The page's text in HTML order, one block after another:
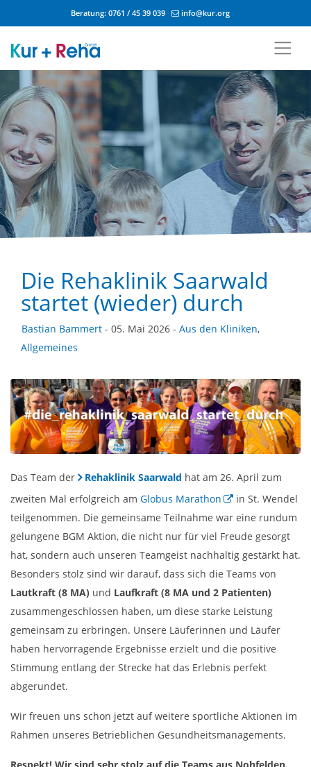
Beratung: 0761 / 45 39 039 info@kur.org
Die Rehaklinik Saarwald
startet (wieder) durch
Bastian Bammert - 05. Mai 2026 - Aus den Kliniken,
Allgemeines
Das Team der Rehaklinik Saarwald hat am 26. April zum
zweiten Mal erfolgreich am Globus Marathon
in St. Wendel
teilgenommen. Die gemeinsame Teilnahme war eine rundum
gelungene BGM Aktion, die nicht nur für viel Freude gesorgt
hat, sondern auch unseren Teamgeist nachhaltig gestärkt hat.
Besonders stolz sind wir darauf, dass sich die Teams von
Lautkraft (8 MA) und Laufkraft (8 MA und 2 Patienten)
zusammengeschlossen haben, um diese starke Leistung
gemeinsam zu erbringen. Unsere Läuferinnen und Läufer
haben hervorragende Ergebnisse erzielt und die positive
Stimmung entlang der Strecke hat das Erlebnis perfekt
abgerundet.
Wir freuen uns schon jetzt auf weitere sportliche Aktionen im
Rahmen unseres Betrieblichen Gesundheitsmanagements.